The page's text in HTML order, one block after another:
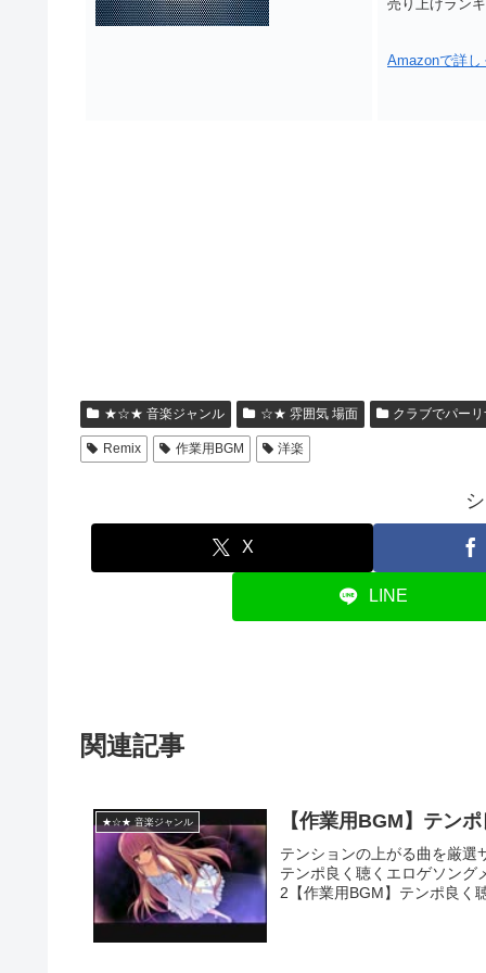
売り上げラン
Amazonで詳し
★☆★ 音楽ジャンル ☆★ 雰囲気 場面 クラブでパー
Remix 作業用BGM 洋楽
X
LINE
関連記事
★☆★ 音楽ジャンル 【作業用BGM】テン
テンションの上がる曲を厳選
テンポ良く聴くエロゲソング
2【作業用BGM】テンポ良く